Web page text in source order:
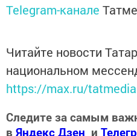
Telegram-канале
Читайте новости
национальном
https://max.ru/tatmedia
Следите за самым
в Яндекс Дзен и